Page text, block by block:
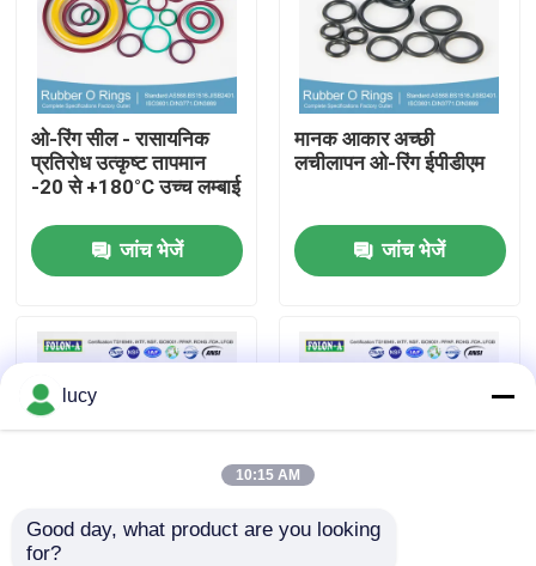
वीडियो
हमारे बारे में
फैक्टरी यात्रा
गुणवत्ता नियंत्रण
समाचार
रबर ओ रिंग्स
ओ-रिंग सील - रासायनिक
प्रतिरोध उत्कृष्ट तापमान
-20 से +180°C उच्च लम्बाई
जांच भेजें
मानक आकार अच्छी
लचीलापन ओ-रिंग ईपीडीएम
जांच भेजें
खिंचाव शक्ति रबर O जंगम
lucy
10:15 AM
Good day, what product are you looking
for?